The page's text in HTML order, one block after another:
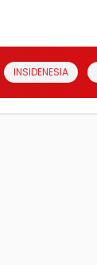
INSIDENESIA